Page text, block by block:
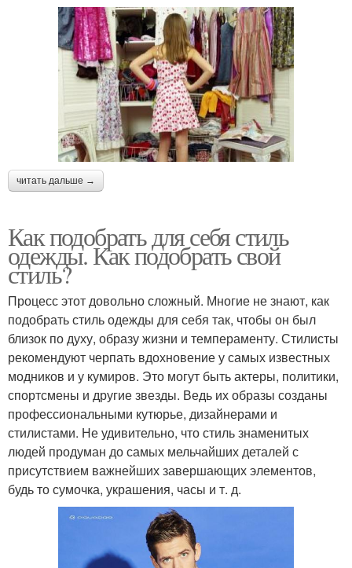
читать дальше →
Как подобрать для себя стиль
одежды. Как подобрать свой
стиль?
Процесс этот довольно сложный. Многие не знают, как
подобрать стиль одежды для себя так, чтобы он был
близок по духу, образу жизни и темпераменту. Стилисты
рекомендуют черпать вдохновение у самых известных
модников и у кумиров. Это могут быть актеры, политики,
спортсмены и другие звезды. Ведь их образы созданы
профессиональными кутюрье, дизайнерами и
стилистами. Не удивительно, что стиль знаменитых
людей продуман до самых мельчайших деталей с
присутствием важнейших завершающих элементов,
будь то сумочка, украшения, часы и т. д.